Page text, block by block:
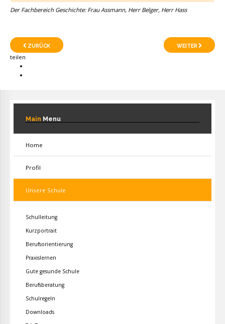
Der Fachbereich Geschichte: Frau Assmann, Herr Belger, Herr Hass
ZURÜCK WEITER
teilen
Main Menu
Home
Profil
Unsere Schule
Schulleitung
Kurzportrait
Berufsorientierung
Praxislernen
Gute gesunde Schule
Berufsberatung
Schulregeln
Downloads